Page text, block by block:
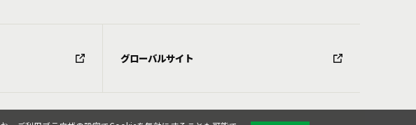
グローバルサイト